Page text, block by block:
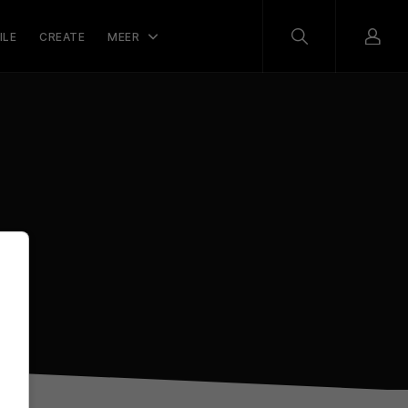
CREATE MEER